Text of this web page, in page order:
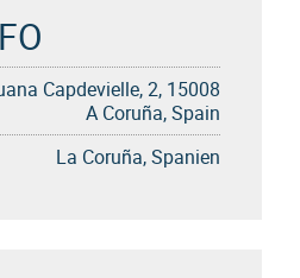
Capdevielle, 2, 15008
A Coruña, Spain
La Coruña, Spanien